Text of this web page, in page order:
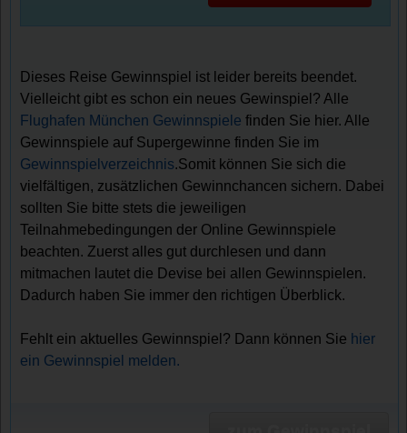
Dieses Reise Gewinnspiel ist leider bereits beendet.
Vielleicht gibt es schon ein neues Gewinspiel? Alle
Flughafen München Gewinnspiele finden Sie hier. Alle
Gewinnspiele auf Supergewinne finden Sie im
Gewinnspielverzeichnis.Somit können Sie sich die
vielfältigen, zusätzlichen Gewinnchancen sichern. Dabei
sollten Sie bitte stets die jeweiligen
Teilnahmebedingungen der Online Gewinnspiele
beachten. Zuerst alles gut durchlesen und dann
mitmachen lautet die Devise bei allen Gewinnspielen.
Dadurch haben Sie immer den richtigen Überblick.
Fehlt ein aktuelles Gewinnspiel? Dann können Sie hier
ein Gewinnspiel melden.